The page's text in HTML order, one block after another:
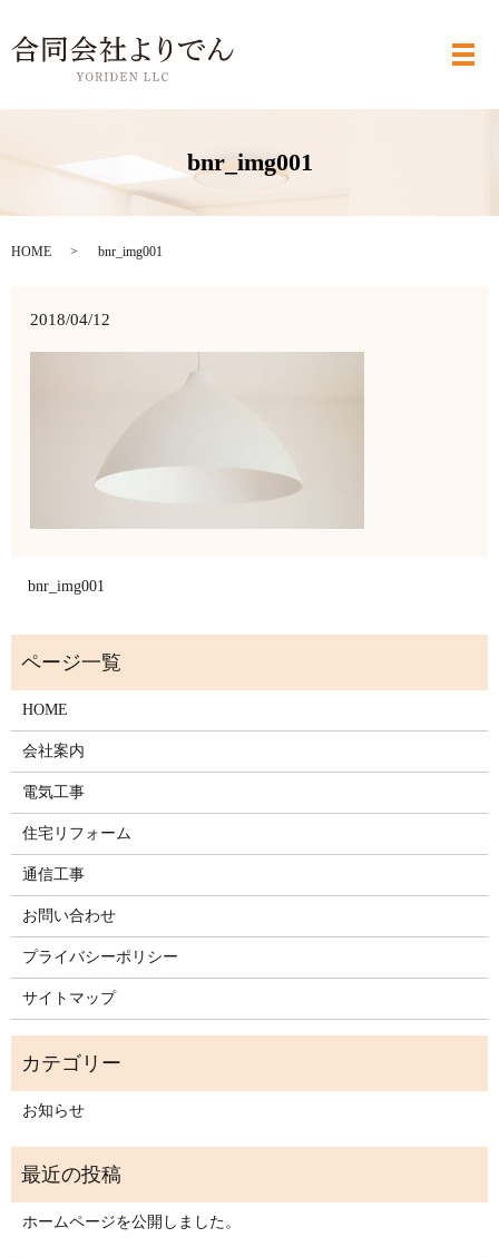
メ
bnr_img001
HOME bnr_img001
2018/04/12
bnr_img001
HOME
会社案内
電気工事
住宅リフォーム
通信工事
お問い合わせ
プライバシーポリシー
サイトマップ
お知らせ
ホームページを公開しました。